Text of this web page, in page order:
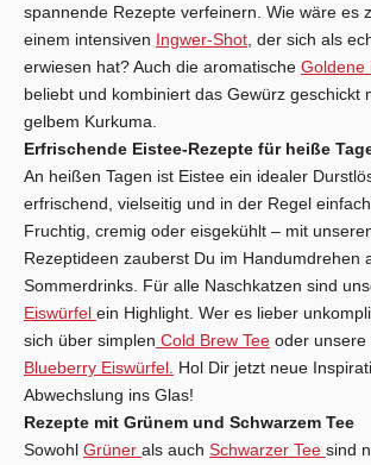
spannende Rezepte verfeinern. Wie wäre es
einem intensiven Ingwer-Shot , der sich als
erwiesen hat? Auch die aromatische Goldene
beliebt und kombiniert das Gewürz geschickt
gelbem Kurkuma.
Erfrischende Eistee-Rezepte für heiße
An heißen Tagen ist Eistee ein idealer
erfrischend, vielseitig und in der Regel
Fruchtig, cremig oder eisgekühlt – mit
Rezeptideen zauberst Du im Handumdrehen
Sommerdrinks. Für alle Naschkatzen sind
Eiswürfel ein Highlight. Wer es lieber
sich über simplen Cold Brew Tee oder unsere
Blueberry Eiswürfel. Hol Dir jetzt neue
Abwechslung ins Glas!
Rezepte mit Grünem und Schwarzem Tee
Sowohl Grüner als auch Schwarzer Tee sind